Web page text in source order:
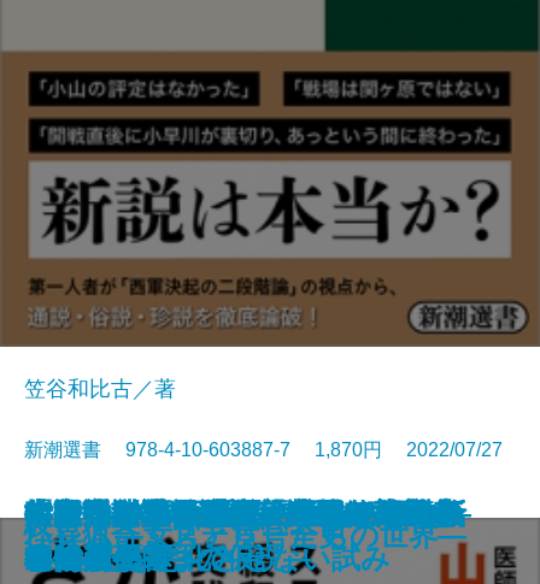
文学は予言する
教養としての上級語彙―知的人生
のための500語―
中国語は不思議―「近くて遠い言
語」の謎を解く―
武士とは何か
老年の読書
沖縄県知事―その人生と思想―
悪党たちの中華帝国
大久保利通―「知」を結ぶ指導者
―
年寄りは本気だ―はみ出し日本論
―
論争 関ヶ原合戦
笠谷和比古／著
新潮選書 978-4-10-603887-7 1,870円 2022/07/27
ステージ4の緩和ケア医が実践す
る がんを悪化させない試み
太陽系の謎を解く―惑星たちの新
しい履歴書―
「未熟さ」の系譜―宝塚からジャ
ニーズまで―
指揮官たちの第二次大戦―素顔の
将帥列伝―
ヒトはなぜ死ぬ運命にあるのか―
生物の死 4つの仮説―
小説作法XYZ―作家になるための
秘伝―
ハレム―女官と宦官たちの世界―
すごい神話―現代人のための神話
学53講―
怪異猟奇ミステリー全史
時代小説の戦後史―柴田錬三郎か
ら隆慶一郎まで―